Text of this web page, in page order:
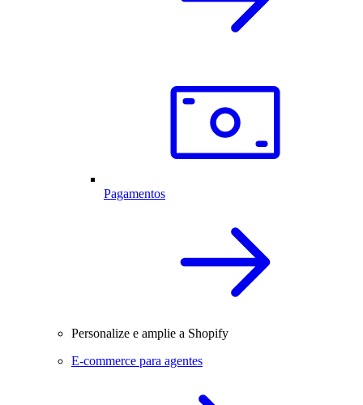
Pagamentos
Personalize e amplie a Shopify
E-commerce para agentes